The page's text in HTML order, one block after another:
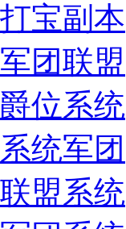
打宝副本
军团联盟
爵位系统
系统军团
联盟系统